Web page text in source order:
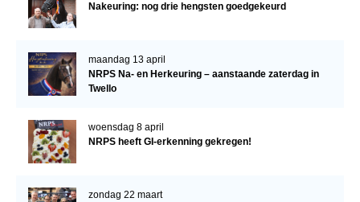
Nakeuring: nog drie hengsten goedgekeurd
maandag 13 april
NRPS Na- en Herkeuring – aanstaande zaterdag in
Twello
woensdag 8 april
NRPS heeft GI-erkenning gekregen!
zondag 22 maart